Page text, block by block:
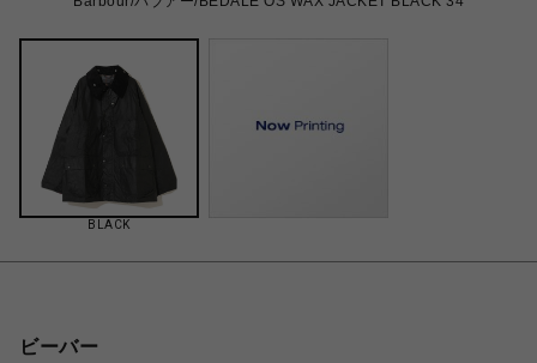
BLACK
ビーバー